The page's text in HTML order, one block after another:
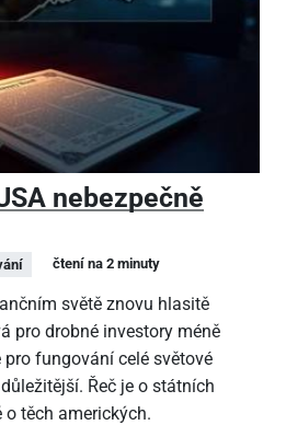
nebezpečně
čtení na 2 minuty
světě znovu hlasitě
pro drobné investory méně
fungování celé světové
Řeč je o státních
těch amerických.